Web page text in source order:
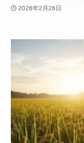
2026年2月26日